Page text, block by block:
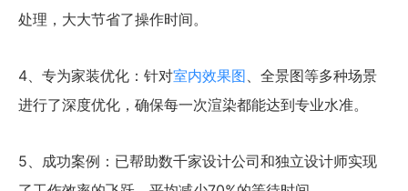
处理，大大节省了操作时间。
4、专为家装优化：针对室内效果图 、全景图等多种场景
进行了深度优化，确保每一次渲染都能达到专业水准。
5、成功案例：已帮助数千家设计公司和独立设计师实现